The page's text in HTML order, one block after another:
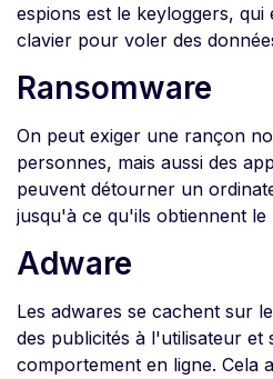
espions est le keyloggers,
clavier pour voler des
Ransomware
On peut exiger une rançon
personnes, mais aussi des
peuvent détourner un
jusqu'à ce qu'ils obtiennent le
Adware
Les adwares se cachent sur
des publicités à l'utilisateur et
comportement en ligne. Cela